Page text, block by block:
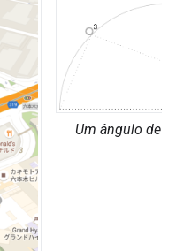
Um ângulo de